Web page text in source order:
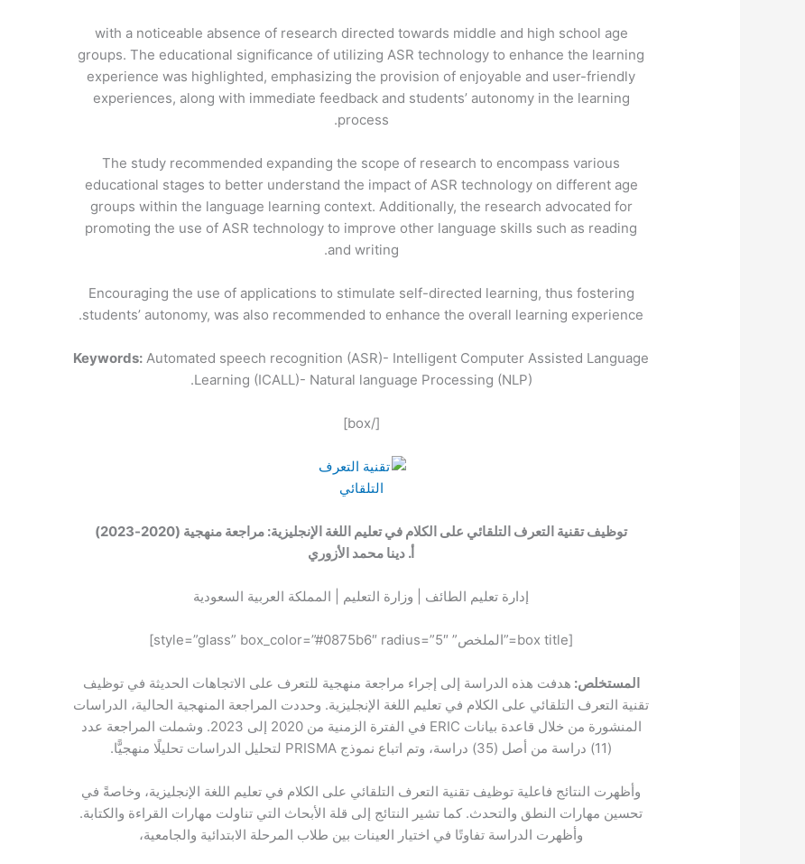
with a noticeable absence of research directed towards middle and high school age
groups. The educational significance of utilizing ASR technology to enhance the learning
experience was highlighted, emphasizing the provision of enjoyable and user-friendly
experiences, along with immediate feedback and students’ autonomy in the learning
process.
The study recommended expanding the scope of research to encompass various
educational stages to better understand the impact of ASR technology on different age
groups within the language learning context. Additionally, the research advocated for
promoting the use of ASR technology to improve other language skills such as reading
and writing.
Encouraging the use of applications to stimulate self-directed learning, thus fostering
students’ autonomy, was also recommended to enhance the overall learning experience.
Keywords: Automated speech recognition (ASR)- Intelligent Computer Assisted Language
Learning (ICALL)- Natural language Processing (NLP).
[/box]
توظيف تقنية التعرف التلقائي على الكلام في تعليم اللغة الإنجليزية: مراجعة منهجية (2020-2023)
أ. دينا محمد الأزوري
إدارة تعليم الطائف | وزارة التعليم | المملكة العربية السعودية
[box title=”الملخص” style=”glass” box_color=”#0875b6″ radius=”5″]
المستخلص: هدفت هذه الدراسة إلى إجراء مراجعة منهجية للتعرف على الاتجاهات الحديثة في توظيف
تقنية التعرف التلقائي على الكلام في تعليم اللغة الإنجليزية. وحددت المراجعة المنهجية الحالية، الدراسات
المنشورة من خلال قاعدة بيانات ERIC في الفترة الزمنية من 2020 إلى 2023. وشملت المراجعة عدد
(11) دراسة من أصل (35) دراسة، وتم اتباع نموذج PRISMA لتحليل الدراسات تحليلًا منهجيًّا.
وأظهرت النتائج فاعلية توظيف تقنية التعرف التلقائي على الكلام في تعليم اللغة الإنجليزية، وخاصةً في
تحسين مهارات النطق والتحدث. كما تشير النتائج إلى قلة الأبحاث التي تناولت مهارات القراءة والكتابة.
وأظهرت الدراسة تفاوتًا في اختيار العينات بين طلاب المرحلة الابتدائية والجامعية،